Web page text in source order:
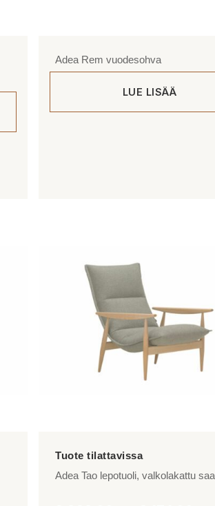
Adea Rem vuodesohva
LUE LISÄÄ
Adea Tao lepotuoli, valkolakattu